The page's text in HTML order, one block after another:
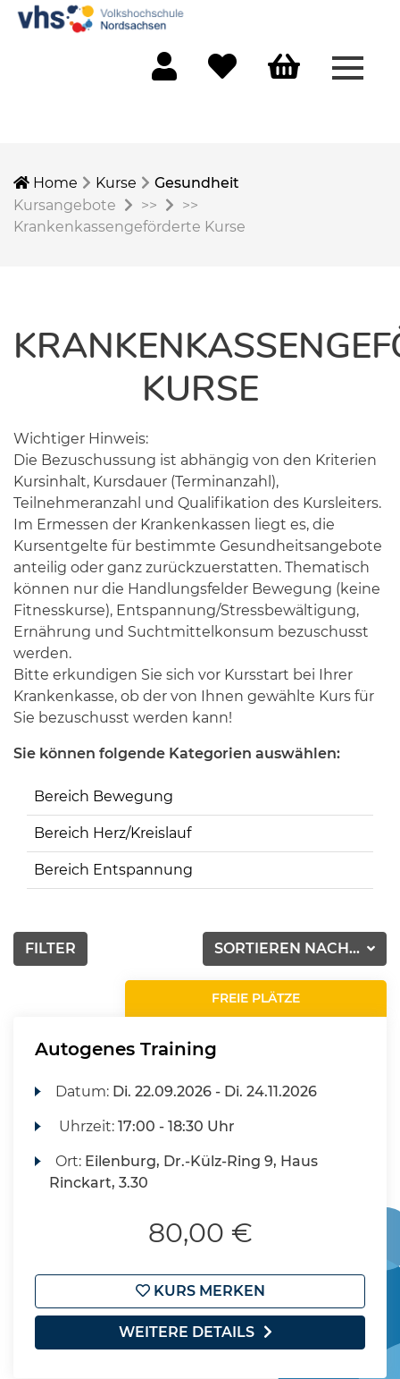
Home Kurse
Gesundheit
Kursangebote
>>
>>
Krankenkassengeförderte Kurse
KURSE
Wichtiger Hinweis:
Die Bezuschussung ist abhängig von den Kriterien
Kursinhalt, Kursdauer (Terminanzahl),
Teilnehmeranzahl und Qualifikation des Kursleiters.
Im Ermessen der Krankenkassen liegt es, die
Kursentgelte für bestimmte Gesundheitsangebote
anteilig oder ganz zurückzuerstatten. Thematisch
können nur die Handlungsfelder Bewegung (keine
Fitnesskurse), Entspannung/Stressbewältigung,
Ernährung und Suchtmittelkonsum bezuschusst
werden.
Bitte erkundigen Sie sich vor Kursstart bei Ihrer
Krankenkasse, ob der von Ihnen gewählte Kurs für
Sie bezuschusst werden kann!
Sie können folgende Kategorien auswählen:
Bereich Bewegung
Bereich Herz/Kreislauf
Bereich Entspannung
SORTIEREN NACH...
FILTER
FREIE PLÄTZE
Autogenes Training
Datum: Di. 22.09.2026 - Di. 24.11.2026
Uhrzeit:17:00 - 18:30 Uhr
Ort: Eilenburg, Dr.-Külz-Ring 9, Haus
Rinckart, 3.30
80,00 €
KURS MERKEN
WEITERE DETAILS